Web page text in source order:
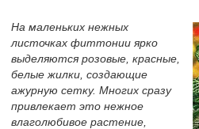
На маленьких нежных
листочках фиттонии ярко
выделяются розовые, красные,
белые жилки, создающие
ажурную сетку. Многих сразу
привлекает это нежное
влаголюбивое растение,